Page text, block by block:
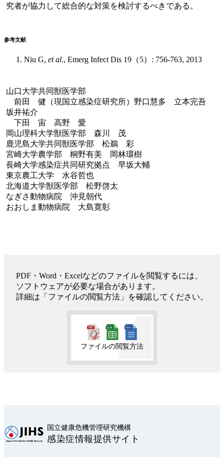
究者が協力して総合的な対策を検討するべきである。
参考文献
Niu G, et al., Emerg Infect Dis 19（5）: 756-763, 2013
山口大学共同獣医学部
前田 健（現国立感染症研究所）野口慧多 立本完吾
坂井祐介
下田 宙 高野 愛
岡山理科大学獣医学部 森川 茂
鹿児島大学共同獣医学部 松鵜 彩
宮崎大学農学部 桐野有美 岡林環樹
長崎大学感染症共同研究拠点 早坂大輔
東京農工大学 水谷哲也
北海道大学獣医学部 松野啓太
なぎさ動物病院 沖見朝代
おおしま動物病院 大島寛彰
PDF・Word・Excelなどのファイルを閲覧するには、
ソフトウェアが必要な場合があります。
詳細は「ファイルの閲覧方法」を確認してください。
ファイルの閲覧方法
国立健康危機管理研究機構
感染症情報提供サイト